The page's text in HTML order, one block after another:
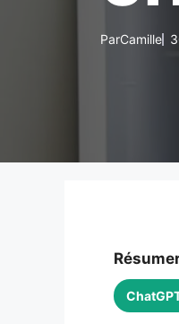
ParCamille